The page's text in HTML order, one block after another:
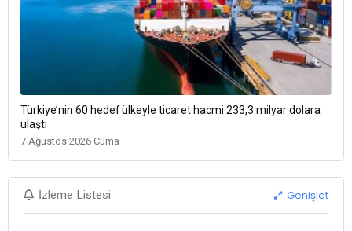
Türkiye’nin 60 hedef ülkeyle ticaret hacmi 233,3 milyar dolara
ulaştı
7 Ağustos 2026 Cuma
İzleme Listesi Genişlet